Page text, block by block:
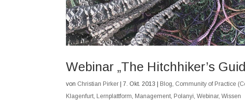
Webinar „The Hitchhiker’s
von Christian Pirker |7. Okt. 2013 | Blog Community of Practice
Klagenfurt Lernplattform Management Polanyi ,Webinar,Wissen